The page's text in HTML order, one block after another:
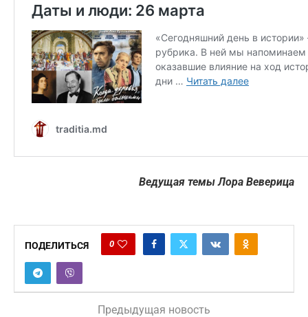
Ведущая темы Лора Веверица
ПОДЕЛИТЬСЯ 0
Предыдущая новость